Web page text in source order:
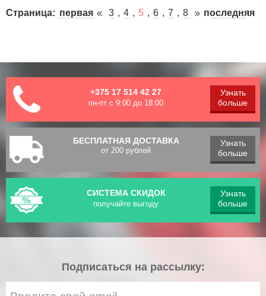
Страница: первая 3 4 5 6 7 8 последняя
+375 17 514 42 27
пн-пт с 9:00 до 18:00
Узнать
больше
БЕСПЛАТНАЯ ДОСТАВКА
от 200 рублей
Узнать
больше
СИСТЕМА СКИДОК
получайте выгоду
Узнать
больше
Подписаться на рассылку: